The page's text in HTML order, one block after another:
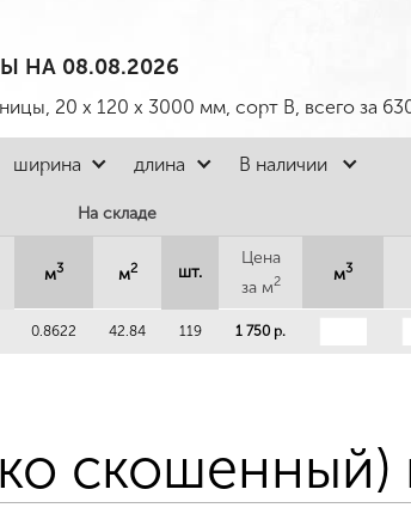
НА 08.08.2026
20 x 120 x 3000 мм, сорт B, всего за
ширина длина В наличии
На складе
м3 м2 шт.
Цена
за м2 м3
0.8622 42.84 119 1 750 р.
скошенный)